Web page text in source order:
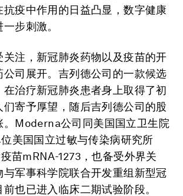
抗疫中作用的日益凸显，数字健康
步刺激。
关注，新冠肺炎药物以及疫苗的开
公司展开。吉列德公司的一款候选
治疗新冠肺炎患者身上取得了初
们寄予厚望，随后吉列德公司的股
。Moderna公司同美国国立卫生院
位美国国立过敏与传染病研究所
疫苗mRNA-1273，也备受外界关
与军事科学院联合开发重组新型冠
也已进入临床二期试验阶段。